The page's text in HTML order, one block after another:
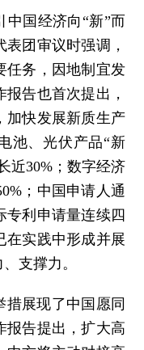
中国经济向“新”而
团审议时强调，
任务，因地制宜发
告也首次提出，
加快发展新质生产
池、光伏产品“新
近30%；数字经济
；中国申请人通
专利申请量连续四
在实践中形成并展
支撑力。
展现了中国愿同
报告提出，扩大高